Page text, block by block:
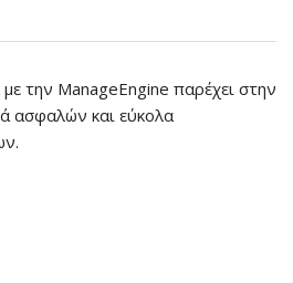
την ManageEngine παρέχει στην
ασφαλών και εύκολα